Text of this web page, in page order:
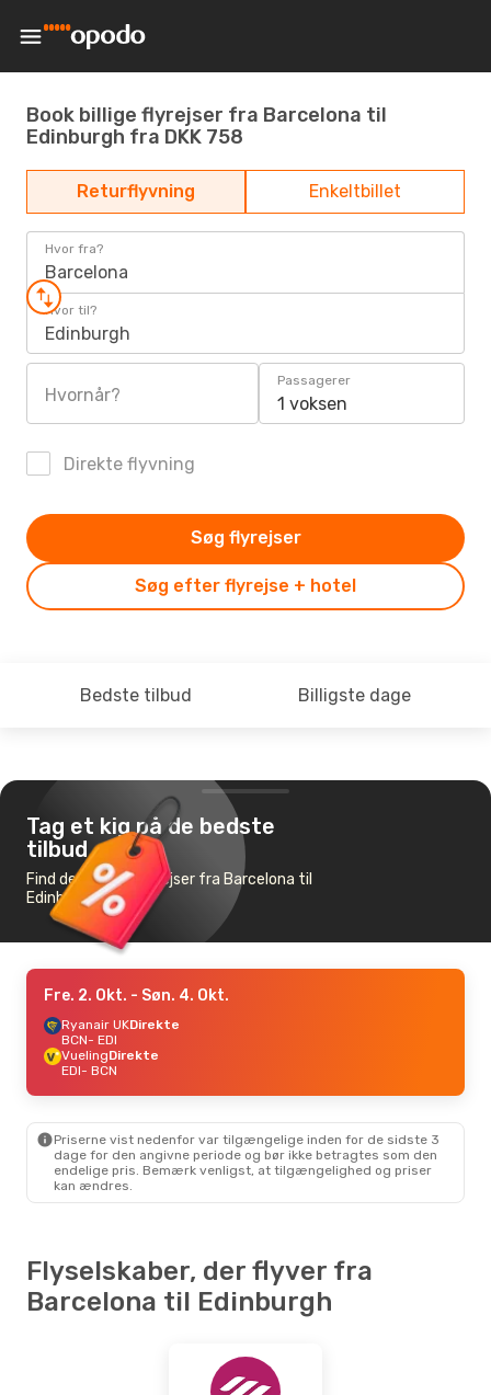
Book billige flyrejser fra Barcelona til
Edinburgh fra DKK 758
Returflyvning Enkeltbillet
Hvor fra?
Barcelona
Hvor til?
Edinburgh
Hvornår?
Passagerer
1 voksen
Direkte flyvning
Søg efter flyrejse + hotel
Søg flyrejser
Bedste tilbud Billigste dage
Tag et kig på de bedste
tilbud
Find de billigste flyrejser fra Barcelona til
Edinburgh
Fre. 2. Okt. - Søn. 4. Okt.
Ryanair UKDirekte
BCN- EDI
VuelingDirekte
EDI- BCN
Priserne vist nedenfor var tilgængelige inden for de sidste 3
dage for den angivne periode og bør ikke betragtes som den
endelige pris. Bemærk venligst, at tilgængelighed og priser
kan ændres.
Flyselskaber, der flyver fra
Barcelona til Edinburgh